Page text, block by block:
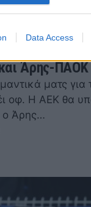
Data Access
Άρης-ΠΑΟΚ
ματς για
οφ. Η ΑΕΚ θα
ο Άρης…